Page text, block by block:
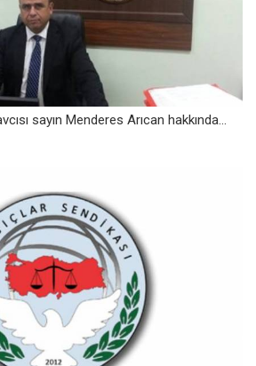
sayın Menderes Arıcan hakkında...